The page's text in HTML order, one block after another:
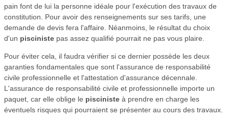
pain font de lui la personne idéale pour l'exécution des travaux de
constitution. Pour avoir des renseignements sur ses tarifs, une
demande de devis fera l'affaire. Néanmoins, le résultat du choix
d'un pisciniste pas assez qualifié pourrait ne pas vous plaire.
Pour éviter cela, il faudra vérifier si ce dernier possède les deux
garanties fondamentales que sont l'assurance de responsabilité
civile professionnelle et l'attestation d'assurance décennale.
L'assurance de responsabilité civile et professionnelle importe un
paquet, car elle oblige le pisciniste à prendre en charge les
éventuels risques qui pourraient se présenter au cours des travaux.